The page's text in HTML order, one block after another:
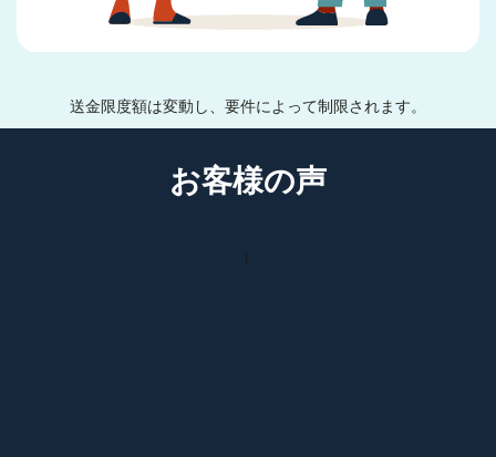
送金限度額は変動し、要件によって制限されます。
お客様の声